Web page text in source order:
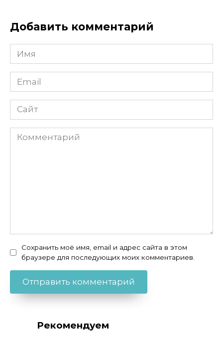
Добавить комментарий
Имя
Email
Сайт
Комментарий
Сохранить моё имя, email и адрес сайта в этом
браузере для последующих моих комментариев.
Рекомендуем